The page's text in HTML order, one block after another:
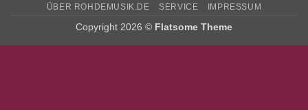
ÜBER ROHDEMUSIK.DE SERVICE IMPRESSUM
Copyright 2026 © Flatsome Theme